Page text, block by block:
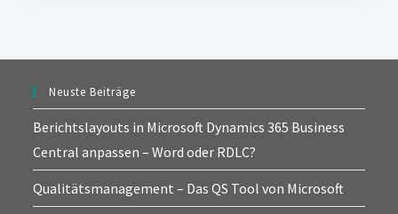
Neuste Beiträge
Berichtslayouts in Microsoft Dynamics 365 Business
Central anpassen – Word oder RDLC?
Qualitätsmanagement – Das QS Tool von Microsoft